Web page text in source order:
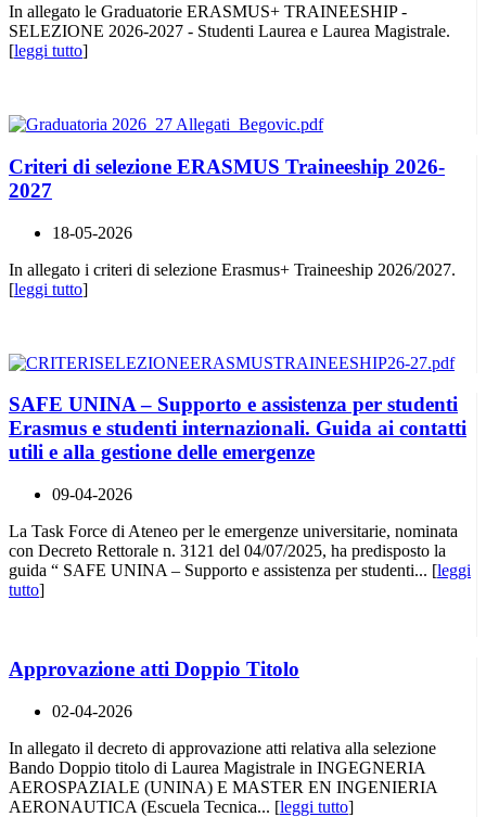
In allegato le Graduatorie ERASMUS+ TRAINEESHIP -
SELEZIONE 2026-2027 - Studenti Laurea e Laurea Magistrale.
[leggi tutto]
Criteri di selezione ERASMUS Traineeship 2026-
2027
18-05-2026
In allegato i criteri di selezione Erasmus+ Traineeship 2026/2027.
[leggi tutto]
SAFE UNINA – Supporto e assistenza per studenti
Erasmus e studenti internazionali. Guida ai contatti
utili e alla gestione delle emergenze
09-04-2026
La Task Force di Ateneo per le emergenze universitarie, nominata
con Decreto Rettorale n. 3121 del 04/07/2025, ha predisposto la
guida “ SAFE UNINA – Supporto e assistenza per studenti... [leggi
tutto]
Approvazione atti Doppio Titolo
02-04-2026
In allegato il decreto di approvazione atti relativa alla selezione
Bando Doppio titolo di Laurea Magistrale in INGEGNERIA
AEROSPAZIALE (UNINA) E MASTER EN INGENIERIA
AERONAUTICA (Escuela Tecnica... [leggi tutto]